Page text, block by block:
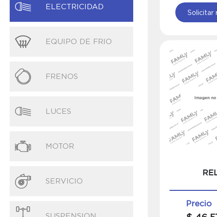
ELECTRICIDAD
EQUIPO DE FRIO
FRENOS
LUCES
MOTOR
SERVICIO
Solicitar
Precio